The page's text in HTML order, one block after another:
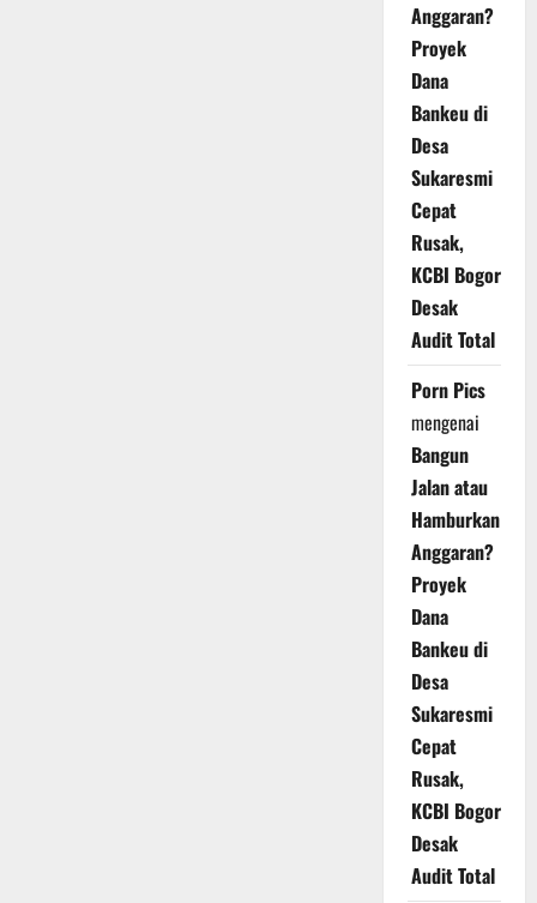
Anggaran?
Proyek
Dana
Bankeu di
Desa
Sukaresmi
Cepat
Rusak,
KCBI Bogor
Desak
Audit Total
Porn Pics
mengenai
Bangun
Jalan atau
Hamburkan
Anggaran?
Proyek
Dana
Bankeu di
Desa
Sukaresmi
Cepat
Rusak,
KCBI Bogor
Desak
Audit Total